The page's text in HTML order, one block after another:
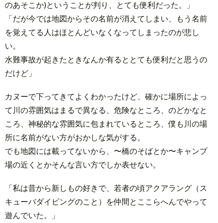
のあそこか)ということが判り、とても便利だった。」
「だが今では地図からその名前が消えてしまい、もう名前
を覚えてる人はほとんどいなくなってしまったのが悲し
い。
水難事故が起きたときなんか有るととても便利だと思うの
だけど」
カヌーで下ってきてよくわかったけど、確かに場所によっ
て川の雰囲気はまるで異なる、危険なところ、のどかなと
ころ、神秘的な雰囲気に包まれているところ、僕も川の場
所に名前がない方がおかしな気がする。
でも地図には載ってないから、〜橋のそばとか〜キャンプ
場の近くとかそんな言い方でしか表せない。
「私は昔から新しもの好きで、若者の頃アクアラング（ス
キューバダイビングのこと）を仲間とここらへんでやって
遊んでいた。」